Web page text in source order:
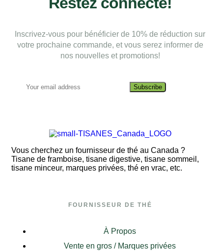
Inscrivez-vous pour bénéficier de 10% de réduction sur
votre prochaine commande, et vous serez informer de
nos nouvelles et promotions!
Subscribe
Vous cherchez un fournisseur de thé au Canada ?
Tisane de framboise, tisane digestive, tisane sommeil,
tisane minceur, marques privées, thé en vrac, etc.
FOURNISSEUR DE THÉ
À Propos
Vente en gros / Marques privées